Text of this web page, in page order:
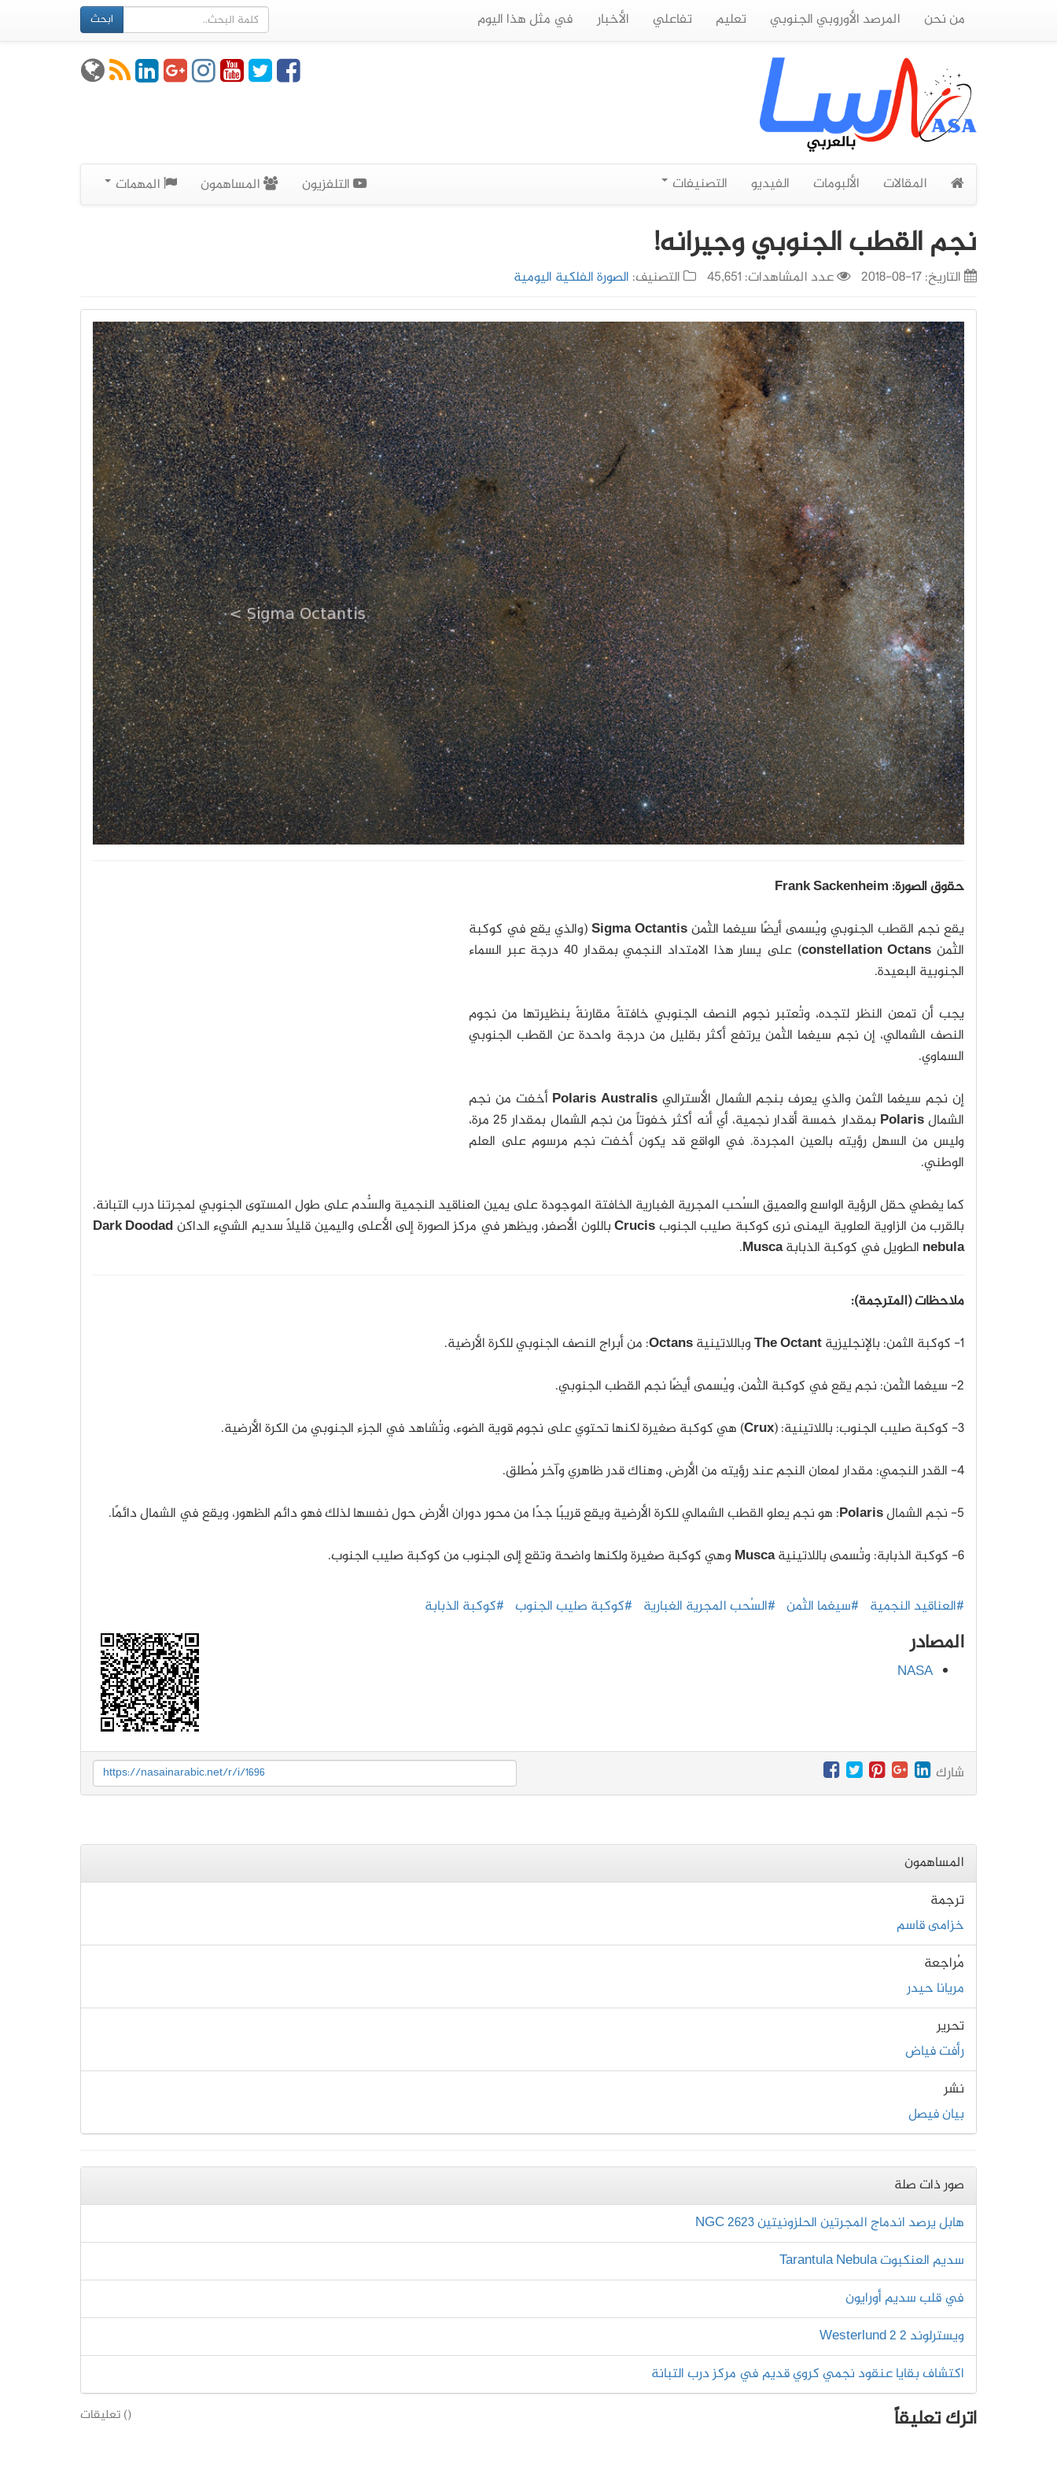
من نحن المرصد الأوروبي الجنوبي تعليم تفاعلي الأخبار في مثل هذا اليوم ابحث
المقالات الألبومات الفيديو التصنيفات التلفزيون المساهمون المهمات
نجم القطب الجنوبي وجيرانه!
التاريخ:17-08-2018 عدد المشاهدات: 45,651 التصنيف: الصورة الفلكية اليومية
حقوق الصورة: Frank Sackenheim
يقع نجم القطب الجنوبي ويُسمى أيضًا سيغما الثُمنSigma Octantis(والذي يقع في كوكبة
الثُمن constellation Octans
) على يسار هذا الامتداد النجمي بمقدار 40 درجة عبر السماء
الجنوبية البعيدة.
يجب أن تمعن النظر لتجده، وتُعتبر نجوم النصف الجنوبي خافتةً مقارنةً بنظيرتها من نجوم
النصف الشمالي، إن نجم سيغما الثُمن يرتفع أكثر بقليل من درجة واحدة عن القطب الجنوبي
السماوي.
إن نجم سيغما الثمن والذي يعرف بنجم الشمال الأسترالي Polaris Australis أخفت من نجم
الشمالPolaris
بمقدار خمسة أقدار نجمية، أي أنه أكثر خفوتاً من نجم الشمال بمقدار 25 مرة،
وليس من السهل رؤيته بالعين المجردة. في الواقع قد يكون أخفت نجم مرسوم على العلم
الوطني.
كما يغطي حقل الرؤية الواسع والعميق السُحب المجرية الغبارية الخافتة الموجودة على يمين العناقيد النجمية والسُّدم على طول المستوى الجنوبي لمجرتنا درب التبانة.
بالقرب من الزاوية العلوية اليمنى نرى كوكبة صليب الجنوبCrucisباللون الأصفر، ويظهر في مركز الصورة إلى الأعلى واليمين قليلاً سديم الشيء الداكنDark Doodad
nebula الطويل في كوكبة الذبابةMusca
.
ملاحظات (المترجمة):
1- كوكبة الثمن: بالإنجليزية
The OctantوباللاتينيةOctans: من أبراج النصف الجنوبي للكرة الأرضية.
2- سيغما الثُمن: نجم يقع في كوكبة الثُمن، ويُسمى أيضًا نجم القطب الجنوبي.
3- كوكبة صليب الجنوب: باللاتينية: (
Crux) هي كوكبة صغيرة لكنها تحتوي على نجوم قوية الضوء، وتُشاهد في الجزء الجنوبي من الكرة الأرضية.
4- القدر النجمي: مقدار لمعان النجم عند رؤيته من الأرض، وهناك قدر ظاهري وآخر مُطلق.
5- نجم الشمال
Polaris: هو نجم يعلو القطب الشمالي للكرة الأرضية ويقع قريبًا جدًا من محور دوران الأرض حول نفسها لذلك فهو دائم الظهور، ويقع في الشمال دائمًا.
6- كوكبة الذبابة: وتُسمى باللاتينية
Musca وهي كوكبة صغيرة ولكنها واضحة وتقع إلى الجنوب من كوكبة صليب الجنوب.
#العناقيد النجمية #سيغما الثُمن #السُحب المجرية الغبارية #كوكبة صليب الجنوب #كوكبة الذبابة
المصادر
NASA
شارك https://nasainarabic.net/r/i/1696
المساهمون
ترجمة
خزامى قاسم
مُراجعة
مريانا حيدر
تحرير
رأفت فياض
نشر
بيان فيصل
صور ذات صلة
هابل يرصد اندماج المجرتين الحلزونيتين NGC 2623
سديم العنكبوت Tarantula Nebula
في قلب سديم أورايون
ويسترلوند 2 Westerlund 2
اكتشاف بقايا عنقود نجمي كروي قديم في مركز درب التبانة
اترك تعليقاً () تعليقات